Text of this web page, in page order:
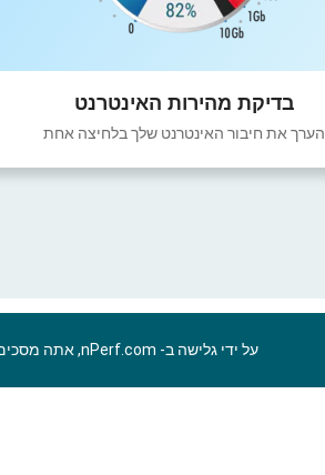
בדיקת מהירות האינטרנט
הערך את חיבור האינטרנט שלך בלחיצה אחת
על ידי גלישה ב- nPerf.com, אתה מסכים ל